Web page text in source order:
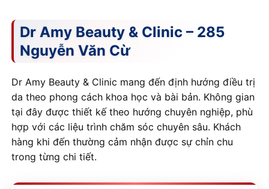
Dr Amy Beauty & Clinic – 285
Nguyễn Văn Cừ
Dr Amy Beauty & Clinic mang đến định hướng điều trị
da theo phong cách khoa học và bài bản. Không gian
tại đây được thiết kế theo hướng chuyên nghiệp, phù
hợp với các liệu trình chăm sóc chuyên sâu. Khách
hàng khi đến thường cảm nhận được sự chỉn chu
trong từng chi tiết.